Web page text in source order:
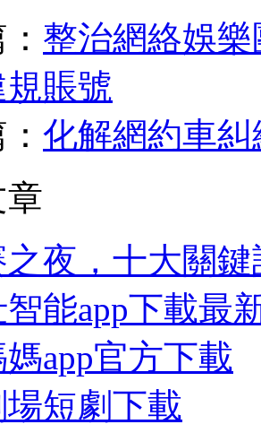
整治網絡娛
賬號
化解網約車
夜，十大關
能app下載最
app官方下載
短劇下載